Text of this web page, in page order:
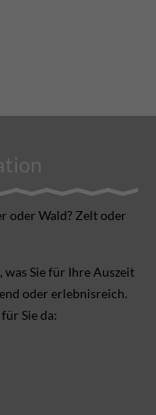
oder Wald? Zelt oder
Sie für Ihre Aus­zeit
oder erlebnis­reich.
Sie da: